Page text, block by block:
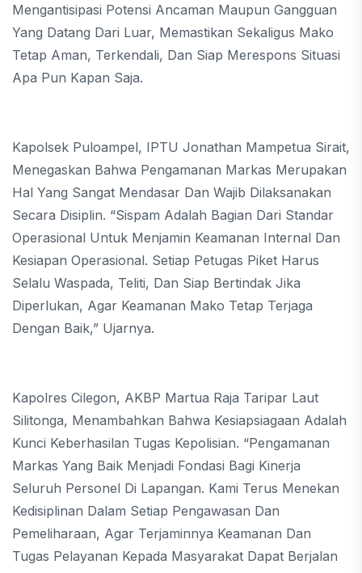
Mengantisipasi Potensi Ancaman Maupun Gangguan
Yang Datang Dari Luar, Memastikan Sekaligus Mako
Tetap Aman, Terkendali, Dan Siap Merespons Situasi
Apa Pun Kapan Saja.
Kapolsek Puloampel, IPTU Jonathan Mampetua Sirait,
Menegaskan Bahwa Pengamanan Markas Merupakan
Hal Yang Sangat Mendasar Dan Wajib Dilaksanakan
Secara Disiplin. “Sispam Adalah Bagian Dari Standar
Operasional Untuk Menjamin Keamanan Internal Dan
Kesiapan Operasional. Setiap Petugas Piket Harus
Selalu Waspada, Teliti, Dan Siap Bertindak Jika
Diperlukan, Agar Keamanan Mako Tetap Terjaga
Dengan Baik,” Ujarnya.
Kapolres Cilegon, AKBP Martua Raja Taripar Laut
Silitonga, Menambahkan Bahwa Kesiapsiagaan Adalah
Kunci Keberhasilan Tugas Kepolisian. “Pengamanan
Markas Yang Baik Menjadi Fondasi Bagi Kinerja
Seluruh Personel Di Lapangan. Kami Terus Menekan
Kedisiplinan Dalam Setiap Pengawasan Dan
Pemeliharaan, Agar Terjaminnya Keamanan Dan
Tugas Pelayanan Kepada Masyarakat Dapat Berjalan